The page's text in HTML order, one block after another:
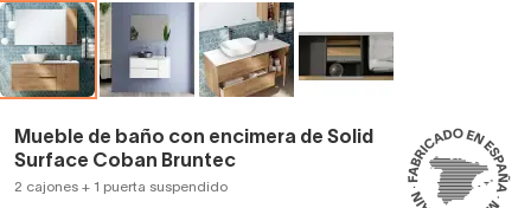
Mueble de baño con encimera de Solid
Surface Coban Bruntec
2 cajones + 1 puerta suspendido